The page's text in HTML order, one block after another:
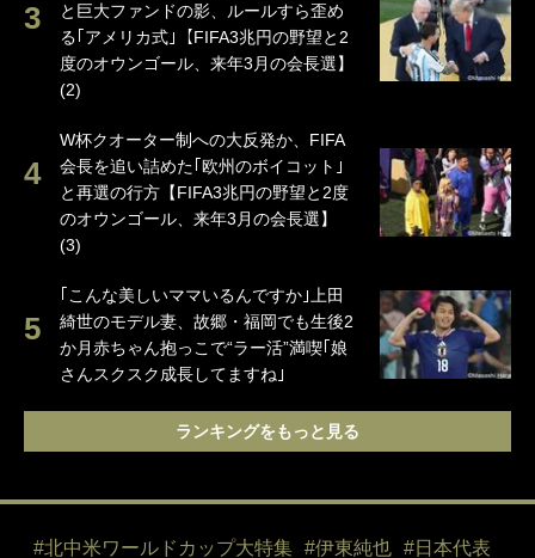
と巨大ファンドの影、ルールすら歪め
る｢アメリカ式｣【FIFA3兆円の野望と2
度のオウンゴール、来年3月の会長選】
(2)
W杯クオーター制への大反発か、FIFA
会長を追い詰めた｢欧州のボイコット｣
と再選の行方【FIFA3兆円の野望と2度
のオウンゴール、来年3月の会長選】
(3)
｢こんな美しいママいるんですか｣上田
綺世のモデル妻、故郷・福岡でも生後2
か月赤ちゃん抱っこで“ラー活”満喫｢娘
さんスクスク成長してますね｣
ランキングをもっと見る
#北中米ワールドカップ大特集 #伊東純也
#日本代表